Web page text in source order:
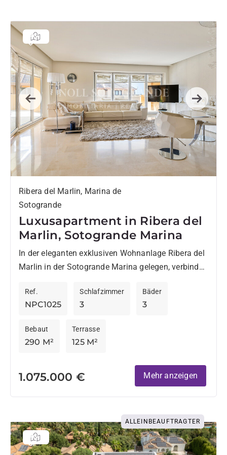
Previous Next
Ribera del Marlin, Marina de
Sotogrande
Luxusapartment in Ribera del
Marlin, Sotogrande Marina
In der eleganten exklusiven Wohnanlage Ribera del
Marlin in der Sotogrande Marina gelegen, verbindet
mit hervorragenden Einrichtungen und...
NPC1025
Ref.
3
Schlafzimmer
3
Bäder
290 M²
Bebaut
125 M²
Terrasse
1.075.000 € Mehr anzeigen
ALLEINBEAUFTRAGTER